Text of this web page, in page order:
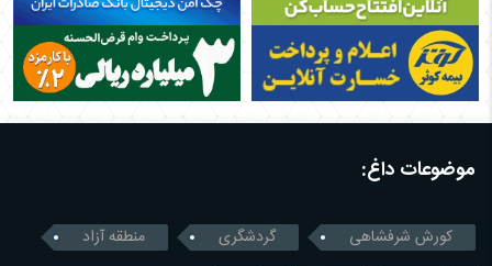
موضوعات داغ:
کورش شرفشاهی گردشگری
منطقه آزاد